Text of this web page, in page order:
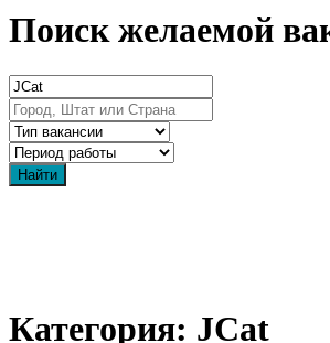
Поиск желаемой
Категория: JCat